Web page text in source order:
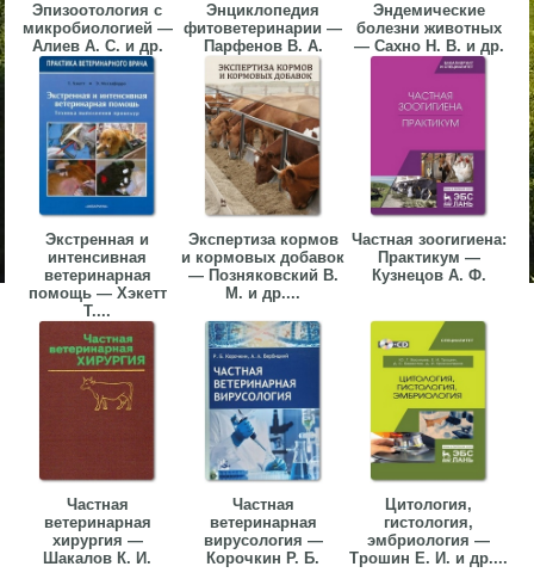
Эпизоотология с
микробиологией —
Алиев А. С. и др.
Энциклопедия
фитоветеринарии —
Парфенов В. А.
Эндемические
болезни животных
— Сахно Н. В. и др.
Экстренная и
интенсивная
ветеринарная
помощь — Хэкетт
Т....
Экспертиза кормов
и кормовых добавок
— Позняковский В.
М. и др....
Частная зоогигиена:
Практикум —
Кузнецов А. Ф.
Частная
ветеринарная
хирургия —
Шакалов К. И.
Частная
ветеринарная
вирусология —
Корочкин Р. Б.
Цитология,
гистология,
эмбриология —
Трошин Е. И. и др....